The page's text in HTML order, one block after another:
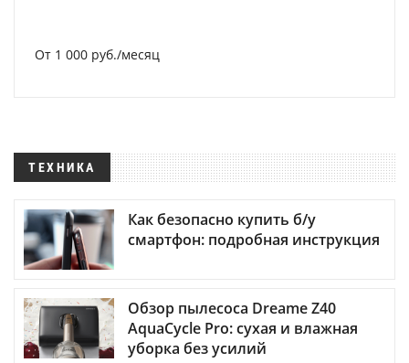
От 1 000 руб./месяц
ТЕХНИКА
Как безопасно купить б/у
смартфон: подробная инструкция
Обзор пылесоса Dreame Z40
AquaCycle Pro: сухая и влажная
уборка без усилий